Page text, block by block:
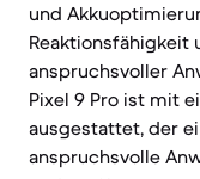
und
Reaktionsfähigkeit
anspruchsvoller
Pixel 9 Pro ist mit
ausgestattet, der
anspruchsvolle